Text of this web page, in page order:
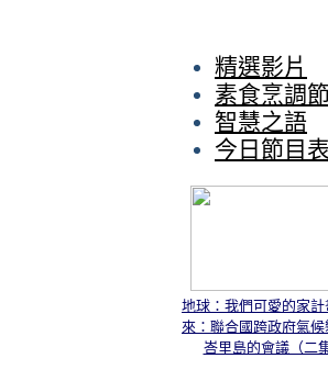
精選影片
素食烹調
智慧之語
今日節目表
地球：我們可愛的家
來：聯合國跨政府氣
峇里島的會議（二